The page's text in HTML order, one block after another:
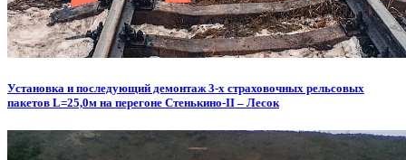
Установка и последующий демонтаж 3-х страховочных рельсовых
пакетов L=25,0м на перегоне Стенькино-II – Лесок